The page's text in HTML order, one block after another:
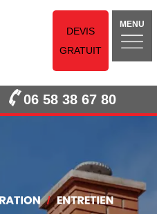
DEVIS
GRATUIT
MENU
06 58 38 67 80